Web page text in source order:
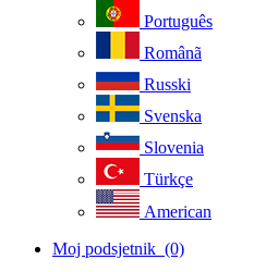
Português
Românã
Russki
Svenska
Slovenia
Türkçe
American
Moj podsjetnik (0)